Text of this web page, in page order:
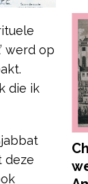
werd op
die ik
deze